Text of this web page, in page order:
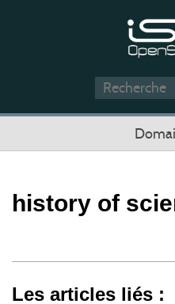
history of
Les articles liés :